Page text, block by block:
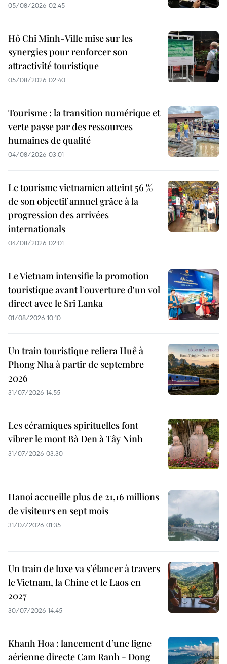
05/08/2026 02:45
Hô Chi Minh-Ville mise sur les
synergies pour renforcer son
attractivité touristique
05/08/2026 02:40
Tourisme : la transition numérique et
verte passe par des ressources
humaines de qualité
04/08/2026 03:01
Le tourisme vietnamien atteint 56 %
de son objectif annuel grâce à la
progression des arrivées
internationals
04/08/2026 02:01
Le Vietnam intensifie la promotion
touristique avant l'ouverture d'un vol
direct avec le Sri Lanka
01/08/2026 10:10
Un train touristique reliera Huê à
Phong Nha à partir de septembre
2026
31/07/2026 14:55
Les céramiques spirituelles font
vibrer le mont Bà Den à Tây Ninh
31/07/2026 03:30
Hanoi accueille plus de 21,16 millions
de visiteurs en sept mois ​
31/07/2026 01:35
Un train de luxe va s’élancer à travers
le Vietnam, la Chine et le Laos en
2027
30/07/2026 14:45
Khanh Hoa : lancement d’une ligne
aérienne directe Cam Ranh - Dong